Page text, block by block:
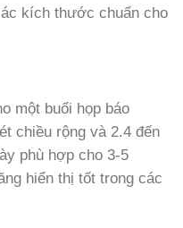
kích thước chuẩn cho
một buổi họp báo
chiều rộng và 2.4 đến
phù hợp cho 3-5
hiển thị tốt trong các